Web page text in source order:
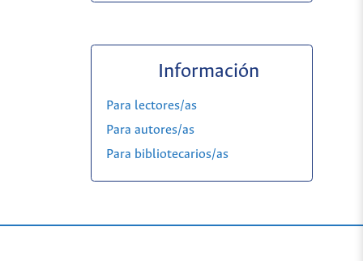
Información
Para lectores/as
Para autores/as
Para bibliotecarios/as